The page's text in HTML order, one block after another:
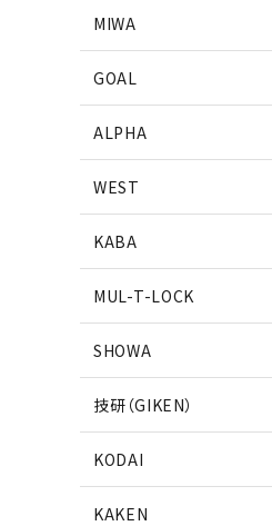
MIWA
GOAL
ALPHA
WEST
KABA
MUL-T-LOCK
SHOWA
技研（GIKEN）
KODAI
KAKEN